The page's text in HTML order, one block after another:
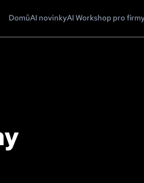
DomůAI novinkyAI Workshop pro